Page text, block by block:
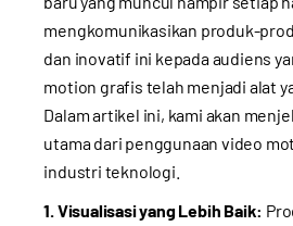
mengkomunikasikan produk-
dan inovatif ini kepada audiens
motion grafis telah menjadi alat
Dalam artikel ini, kami akan
utama dari penggunaan video
industri teknologi.
1. Visualisasi yang Lebih Baik: